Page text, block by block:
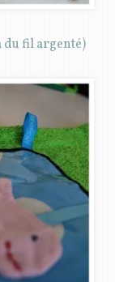
du fil argenté)